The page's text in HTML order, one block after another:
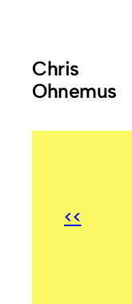
Chris
Ohnemus
<<